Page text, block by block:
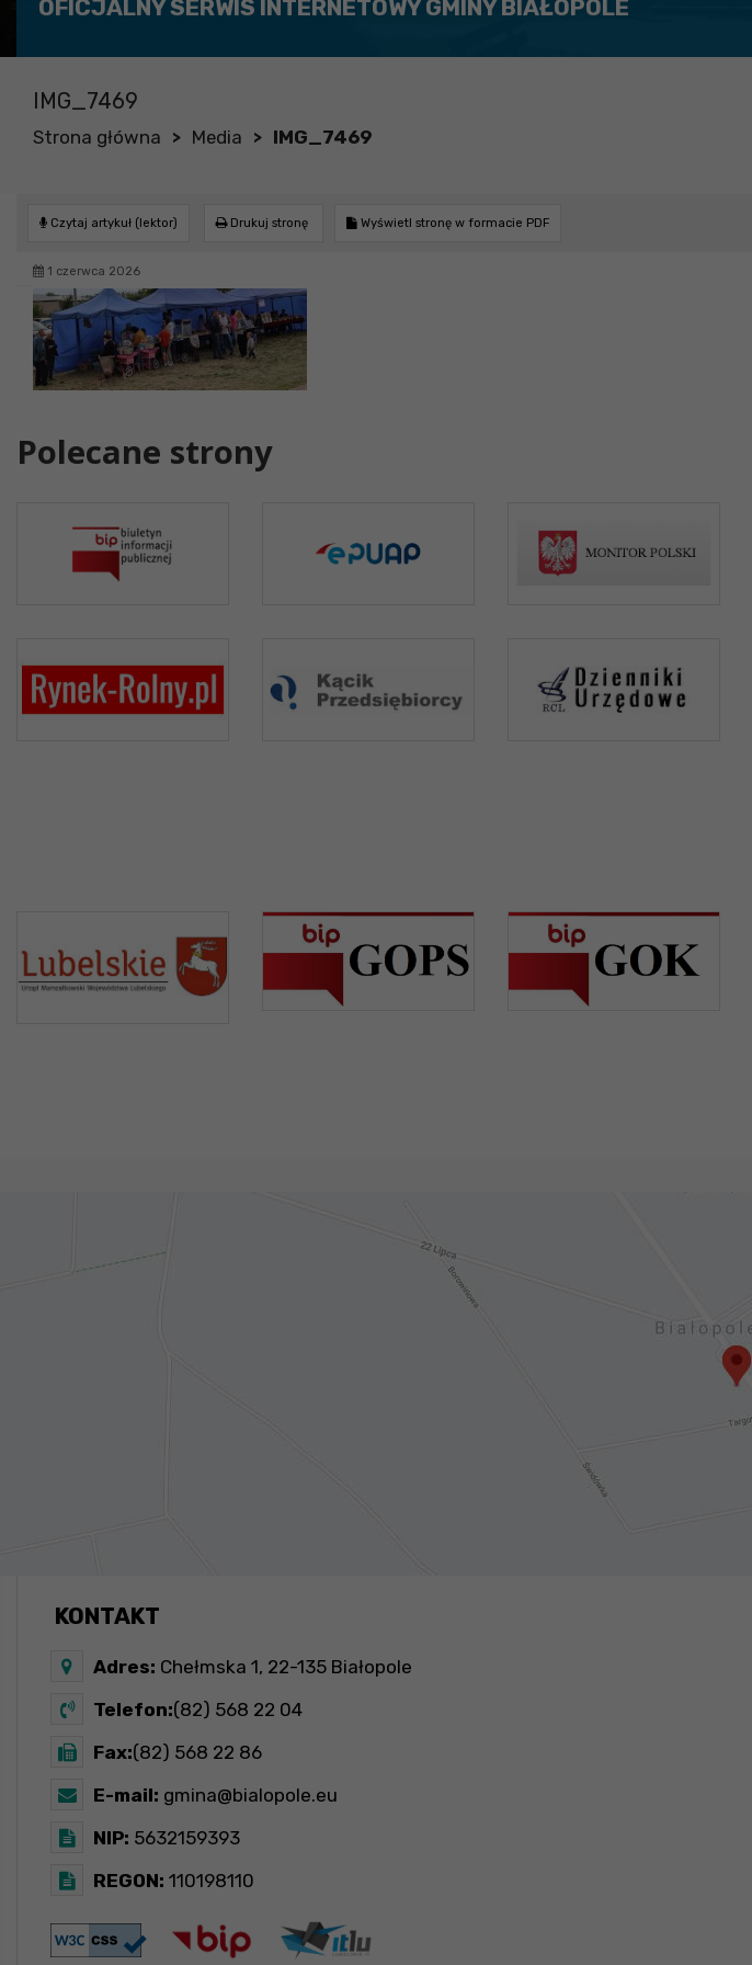
OFICJALNY SERWIS INTERNETOWY GMINY BIAŁOPOLE
IMG_7469
Strona główna > Media > IMG_7469
Czytaj artykuł (lektor) Drukuj stronę Wyświetl stronę w formacie PDF
1 czerwca 2026
Polecane strony
KONTAKT
Adres: Chełmska 1, 22-135 Białopole
Telefon:(82) 568 22 04
Fax:(82) 568 22 86
E-mail: gmina@bialopole.eu
NIP: 5632159393
REGON: 110198110